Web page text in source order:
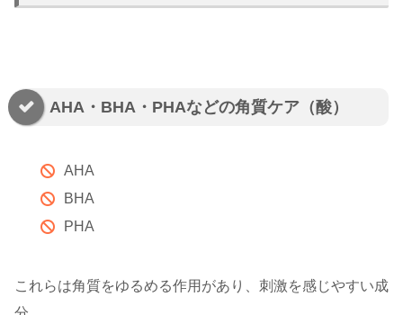
AHA・BHA・PHAなどの角質ケア（酸）
AHA
BHA
PHA
これらは角質をゆるめる作用があり、刺激を感じやすい成